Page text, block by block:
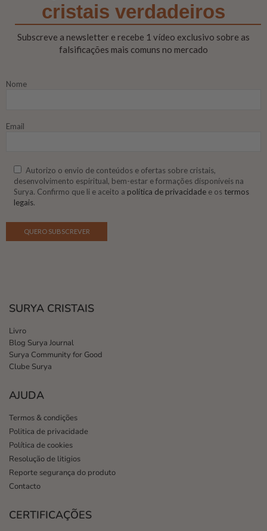
cristais verdadeiros
Subscreve a newsletter e recebe 1 vídeo exclusivo sobre as
falsificações mais comuns no mercado
Nome
Email
Autorizo o envio de conteúdos e ofertas sobre cristais,
desenvolvimento espiritual, bem-estar e formações disponíveis na
Surya. Confirmo que li e aceito a política de privacidade e os termos
legais.
SURYA CRISTAIS
Livro
Blog Surya Journal
Surya Community for Good
Clube Surya
AJUDA
Termos & condições
Politica de privacidade
Política de cookies
Resolução de litigios
Reporte segurança do produto
Contacto
CERTIFICAÇÕES